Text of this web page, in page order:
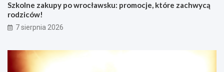
Szkolne zakupy po wrocławsku: promocje, które zachwycą
rodziców!
7 sierpnia 2026